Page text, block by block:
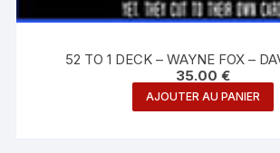
52 TO 1 DECK – WAYNE FOX –
35.00 €
AJOUTER AU PANIER